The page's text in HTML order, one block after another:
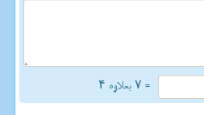
= ۷ بعلاوه ۴